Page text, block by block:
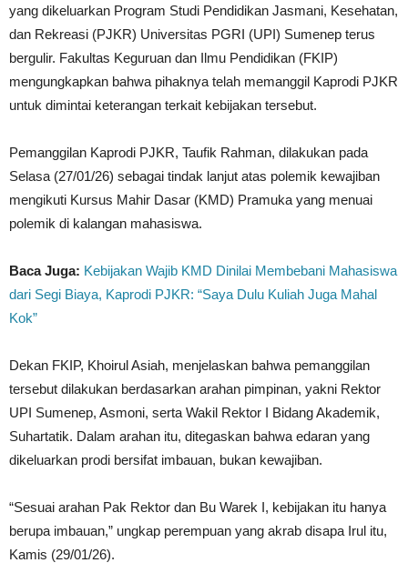
yang dikeluarkan Program Studi Pendidikan Jasmani, Kesehatan,
dan Rekreasi (PJKR) Universitas PGRI (UPI) Sumenep terus
bergulir. Fakultas Keguruan dan Ilmu Pendidikan (FKIP)
mengungkapkan bahwa pihaknya telah memanggil Kaprodi PJKR
untuk dimintai keterangan terkait kebijakan tersebut.
Pemanggilan Kaprodi PJKR, Taufik Rahman, dilakukan pada
Selasa (27/01/26) sebagai tindak lanjut atas polemik kewajiban
mengikuti Kursus Mahir Dasar (KMD) Pramuka yang menuai
polemik di kalangan mahasiswa.
Baca Juga: Kebijakan Wajib KMD Dinilai Membebani Mahasiswa
dari Segi Biaya, Kaprodi PJKR: “Saya Dulu Kuliah Juga Mahal
Kok”
Dekan FKIP, Khoirul Asiah, menjelaskan bahwa pemanggilan
tersebut dilakukan berdasarkan arahan pimpinan, yakni Rektor
UPI Sumenep, Asmoni, serta Wakil Rektor I Bidang Akademik,
Suhartatik. Dalam arahan itu, ditegaskan bahwa edaran yang
dikeluarkan prodi bersifat imbauan, bukan kewajiban.
“Sesuai arahan Pak Rektor dan Bu Warek I, kebijakan itu hanya
berupa imbauan,” ungkap perempuan yang akrab disapa Irul itu,
Kamis (29/01/26).